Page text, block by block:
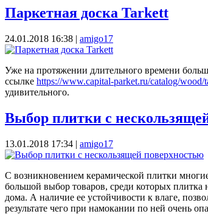
Паркетная доска Tarkett
24.01.2018 16:38 | amigo17
Уже на протяжении длительного времени
ссылке https://www.capital-parket.ru/catalog/wood/
удивительного.
Выбор плитки с
13.01.2018 17:34 | amigo17
С возникновением керамической плитки
большой выбор товаров, среди которых плитка
дома. А наличие ее устойчивости к влаге,
результате чего при намокании по ней очень